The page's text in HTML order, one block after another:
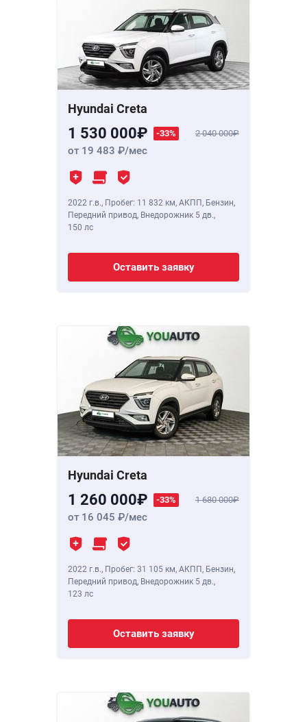
Hyundai Creta
1 530 000 -33% 2 040 000
от 19 483 /мес
2022 г.в., Пробег: 11 832 км, АКПП, Бензин,
Передний привод, Внедорожник 5 дв.,
150 лс
Оставить заявку
Hyundai Creta
1 260 000 -33% 1 680 000
от 16 045 /мес
2022 г.в., Пробег: 31 105 км, АКПП, Бензин,
Передний привод, Внедорожник 5 дв.,
123 лс
Оставить заявку